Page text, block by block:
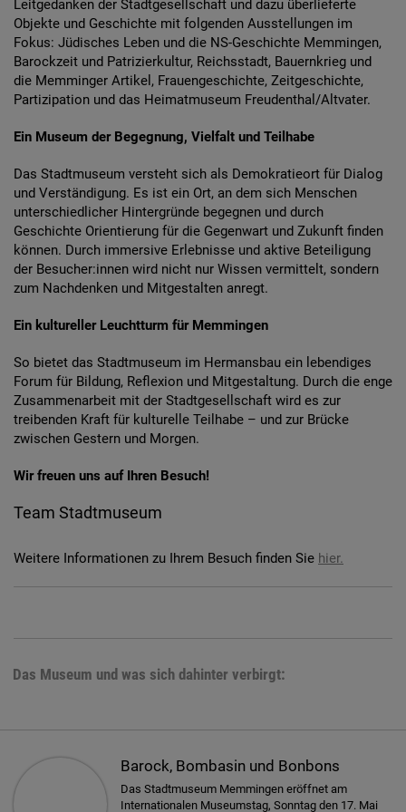
Diese Website nutzt Matomo Analytics für die Auswertung der
Seitenaufrufe als Statistik. Die hierdurch gespeicherten Daten werden
ausschließlich auf unseren eigenen Servern gespeichert. Eine
Übertragung an Dritte erfolgt nicht. Wir verwenden die Funktion
AnonymizeIP zur Anonymisierung Ihrer IP-Adresse, so dass diese gekürzt
wird und nicht mehr Ihrem Besuch auf unserer Internetseite zugeordnet
werden kann.
YouTube / Vimeo
Wir nutzen YouTube im erweiterten Datenschutzmodus. Dieser Modus
bewirkt laut YouTube, dass YouTube keine Informationen über die
Besucher auf dieser Website speichert, bevor diese sich das Video
ansehen.
Eingebundene Inhalte
Optional sind externe Inhalte auf den Seiten dieser Website
oder auch Anwendungen einer externen Website.
Leitgedanken der Stadtgesellschaft und dazu überlieferte
Objekte und Geschichte mit folgenden Ausstellungen im
Fokus: Jüdisches Leben und die NS-Geschichte Memmingen,
Barockzeit und Patrizierkultur, Reichsstadt, Bauernkrieg und
die Memminger Artikel, Frauengeschichte, Zeitgeschichte,
Partizipation und das Heimatmuseum Freudenthal/Altvater.
Ein Museum der Begegnung, Vielfalt und Teilhabe
Das Stadtmuseum versteht sich als Demokratieort für Dialog
und Verständigung. Es ist ein Ort, an dem sich Menschen
unterschiedlicher Hintergründe begegnen und durch
Geschichte Orientierung für die Gegenwart und Zukunft finden
können. Durch immersive Erlebnisse und aktive Beteiligung
der Besucher:innen wird nicht nur Wissen vermittelt, sondern
zum Nachdenken und Mitgestalten anregt.
Ein kultureller Leuchtturm für Memmingen
So bietet das Stadtmuseum im Hermansbau ein lebendiges
Forum für Bildung, Reflexion und Mitgestaltung. Durch die enge
Zusammenarbeit mit der Stadtgesellschaft wird es zur
treibenden Kraft für kulturelle Teilhabe – und zur Brücke
zwischen Gestern und Morgen.
Wir freuen uns auf Ihren Besuch!
Team Stadtmuseum
Weitere Informationen zu Ihrem Besuch finden Sie hier.
Das Museum und was sich dahinter verbirgt:
Barock, Bombasin und Bonbons
Das Stadtmuseum Memmingen eröffnet am
Internationalen Museumstag, Sonntag den 17. Mai